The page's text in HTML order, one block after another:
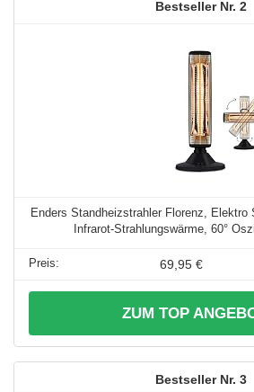
2
Enders Standheizstrahler Florenz, Elektro
Infrarot-Strahlungswärme, 60°
69,95 €
ZUM TOP
3